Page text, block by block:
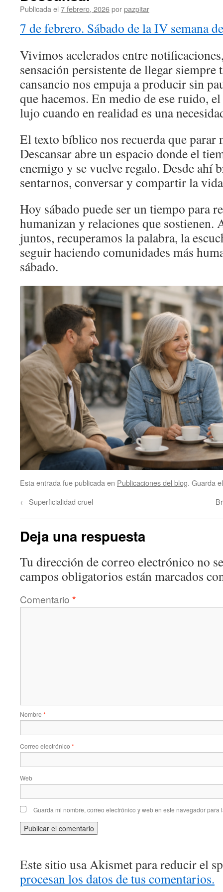
Publicada el 7 febrero, 2026porpazpitar
7 de febrero. Sábado de la IV semana
Vivimos acelerados entre
sensación persistente de llegar siempre
cansancio nos empuja a producir sin
que hacemos. En medio de ese ruido,
lujo cuando en realidad es una
El texto bíblico nos recuerda que parar
Descansar abre un espacio donde el
enemigo y se vuelve regalo. Desde ahí
sentarnos, conversar y compartir la
Hoy sábado puede ser un tiempo para
humanizan y relaciones que sostienen.
juntos, recuperamos la palabra, la
seguir haciendo comunidades más
sábado.
Esta entrada fue publicada en Publicaciones del blog. Guarda
← Superficialidad cruel
Deja una respuesta
Tu dirección de correo electrónico no
campos obligatorios están marcados
Comentario *
Nombre *
Correo electrónico *
Web
Guarda mi nombre, correo electrónico y web en este navegador para
Este sitio usa Akismet para reducir el
procesan los datos de tus comentarios.